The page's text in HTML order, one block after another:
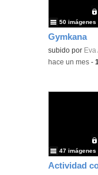
Gymkana
Contenido
subido por Eva
50 imágenes
-hace un mes -
Actividad
47 imágenes